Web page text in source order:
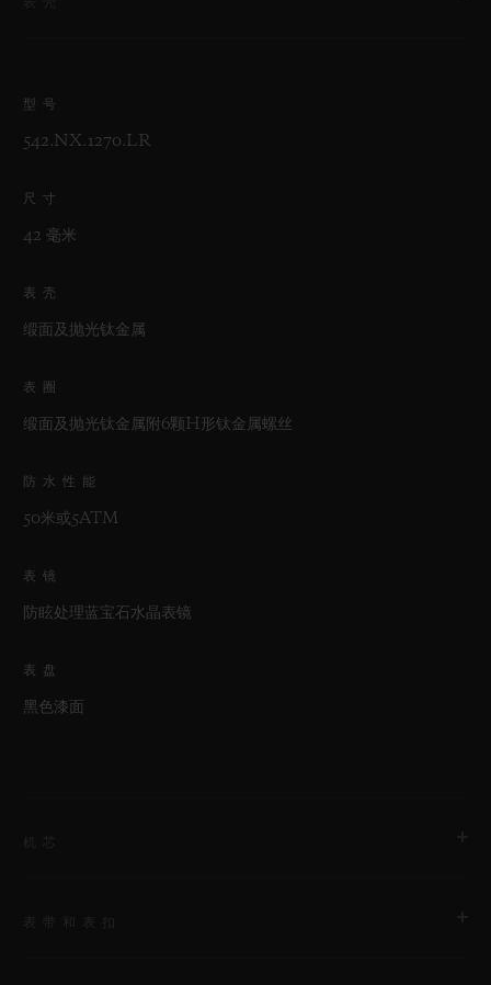
型号
542.NX.1270.LR
尺寸
42 毫米
表壳
缎面及抛光钛金属
表圈
缎面及抛光钛金属附6颗H形钛金属螺丝
防水性能
50米或5ATM
表镜
防眩处理蓝宝石水晶表镜
表盘
黑色漆面